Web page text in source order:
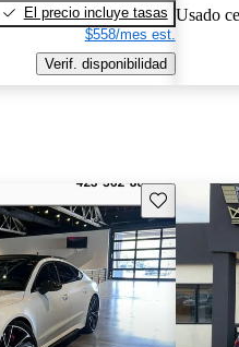
El precio incluye tasas
$558/mes est.
Verif. disponibilidad
Usado
Guarda este